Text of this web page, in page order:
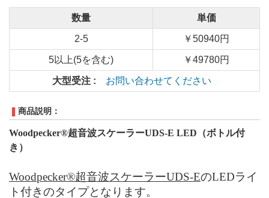
数量 単価
2-5 ￥50940円
5以上(5を含む) ￥49780円
大型受注 : お問い合わせてください
商品説明：
Woodpecker®超音波スケーラーUDS-E LED （ボトル付
き）
Woodpecker®超音波スケーラーUDS-EのLEDライ
ト付きのタイプとなります。